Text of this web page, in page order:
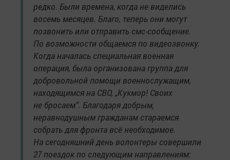
редко. Были времена, когда не виделись
восемь месяцев. Благо, теперь они могут
позвонить или отправить смс-сообщение.
По возможности общаемся по видеозвонку.
Когда началась специальная военная
операция, была организована группа для
добровольной помощи военнослужащим,
находящимся на СВО, „Кукмор! Своих
не бросаем“. Благодаря добрым,
неравнодушным гражданам стараемся
собрать для фронта всё необходимое.
На сегодняшний день волонтеры совершили
27 поездок по следующим направлениям: